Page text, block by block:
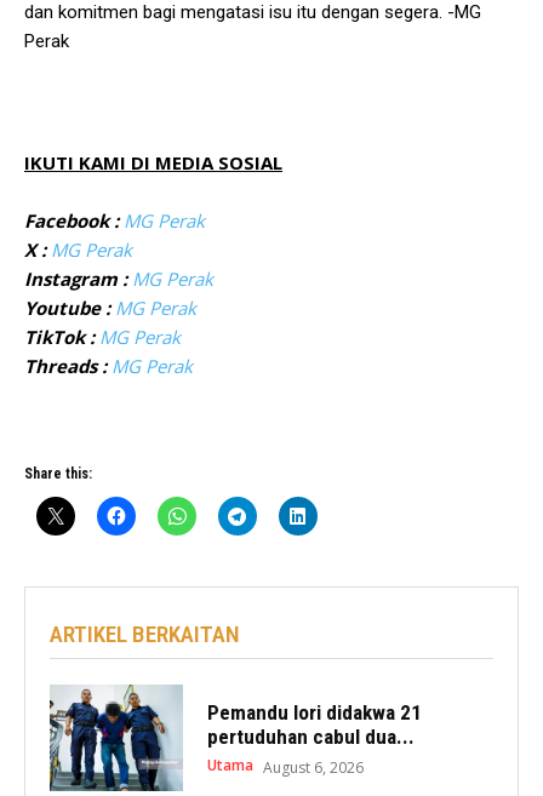
dan komitmen bagi mengatasi isu itu dengan segera. -MG
Perak
IKUTI KAMI DI MEDIA SOSIAL
Facebook : MG Perak
X : MG Perak
Instagram : MG Perak
Youtube : MG Perak
TikTok : MG Perak
Threads : MG Perak
Share this:
ARTIKEL BERKAITAN
Pemandu lori didakwa 21
pertuduhan cabul dua...
Utama August 6, 2026